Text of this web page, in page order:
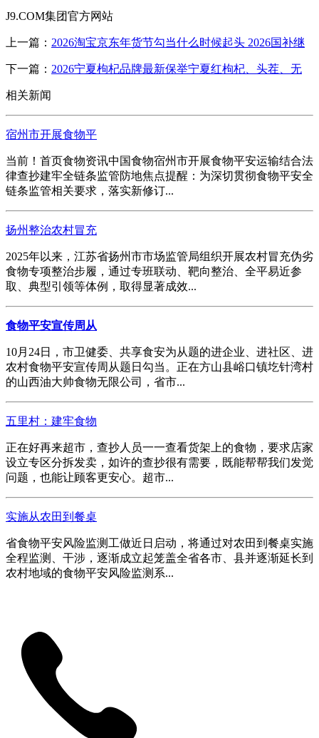
J9.COM集团官方网站
上一篇： 2026淘宝京东年货节勾当什么时候起头 2026国补继
下一篇： 2026宁夏枸杞品牌最新保举宁夏红枸杞、头茬、无
相关新闻
宿州市开展食物平
当前！首页食物资讯中国食物宿州市开展食物平安运输结合法
律查抄建牢全链条监管防地焦点提醒：为深切贯彻食物平安全
链条监管相关要求，落实新修订...
扬州整治农村冒充
2025年以来，江苏省扬州市市场监管局组织开展农村冒充伪劣
食物专项整治步履，通过专班联动、靶向整治、全平易近参
取、典型引领等体例，取得显著成效...
食物平安宣传周从
10月24日，市卫健委、共享食安为从题的进企业、进社区、进
农村食物平安宣传周从题日勾当。正在方山县峪口镇圪针湾村
的山西油大帅食物无限公司，省市...
五里村：建牢食物
正在好再来超市，查抄人员一一查看货架上的食物，要求店家
设立专区分拆发卖，如许的查抄很有需要，既能帮帮我们发觉
问题，也能让顾客更安心。超市...
实施从农田到餐桌
省食物平安风险监测工做近日启动，将通过对农田到餐桌实施
全程监测、干涉，逐渐成立起笼盖全省各市、县并逐渐延长到
农村地域的食物平安风险监测系...